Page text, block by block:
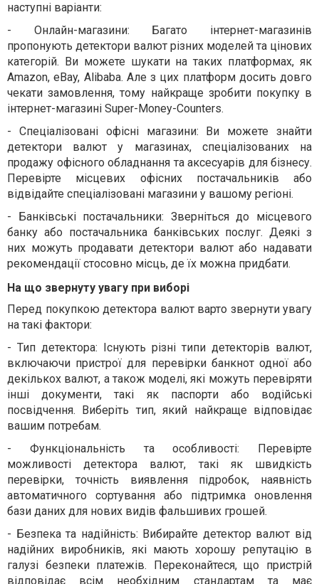
наступні варіанти:
- Онлайн-магазини: Багато інтернет-магазинів
пропонують детектори валют різних моделей та цінових
категорій. Ви можете шукати на таких платформах, як
Amazon, eBay, Alibaba. Але з цих платформ досить довго
чекати замовлення, тому найкраще зробити покупку в
інтернет-магазині Super-Money-Counters.
- Спеціалізовані офісні магазини: Ви можете знайти
детектори валют у магазинах, спеціалізованих на
продажу офісного обладнання та аксесуарів для бізнесу.
Перевірте місцевих офісних постачальників або
відвідайте спеціалізовані магазини у вашому регіоні.
-
Банківські постачальники: Зверніться до місцевого
банку або постачальника банківських послуг. Деякі з
них можуть продавати детектори валют або надавати
рекомендації стосовно місць, де їх можна придбати.
На що звернуту увагу при виборі
Перед покупкою детектора валют варто звернути увагу
на такі фактори:
- Тип детектора: Існують різні типи детекторів валют,
включаючи пристрої для перевірки банкнот одної або
декількох валют, а також моделі, які можуть перевіряти
інші документи, такі як паспорти або водійські
посвідчення. Виберіть тип, який найкраще відповідає
вашим потребам.
- Функціональність та особливості: Перевірте
можливості детектора валют, такі як швидкість
перевірки, точність виявлення підробок, наявність
автоматичного сортування або підтримка оновлення
бази даних для нових видів фальшивих грошей.
- Безпека та надійність: Вибирайте детектор валют від
надійних виробників, які мають хорошу репутацію в
галузі безпеки платежів. Переконайтеся, що пристрій
відповідає всім необхідним стандартам та має